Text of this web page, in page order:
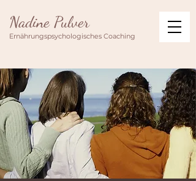
Nadine Pulver
Ernährungspsychologisches Coaching